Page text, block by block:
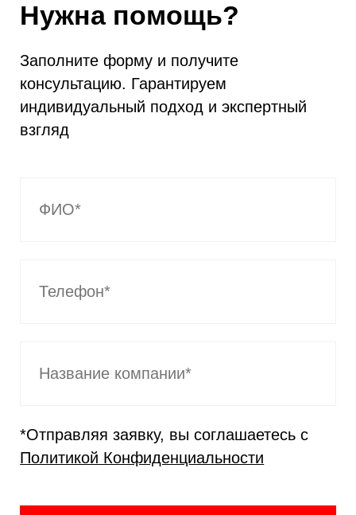
Нужна помощь?
Заполните форму и получите
консультацию. Гарантируем
индивидуальный подход и экспертный
взгляд
*Отправляя заявку, вы соглашаетесь с
Политикой Конфиденциальности